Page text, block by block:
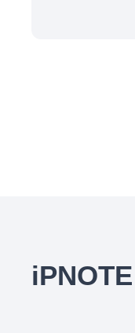
iPNOTE